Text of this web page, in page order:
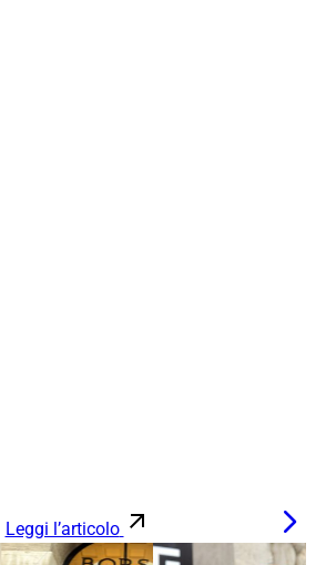
Leggi l’articolo